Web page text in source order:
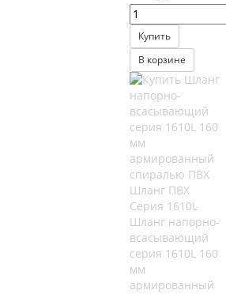
Купить
В корзине
Шланг ПВХ
Серия 1610L
Шланг напорно-
всасывающий
серия 1610L 160
мм
армированный